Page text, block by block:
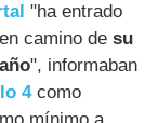
"ha entrado
camino desu
", informaban
4como